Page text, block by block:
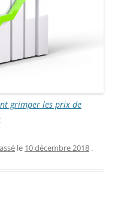
grimper les prix de
le 10 décembre 2018 .